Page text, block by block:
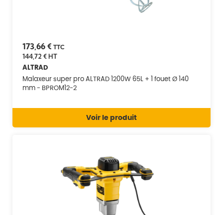
173,66 € TTC
144,72 €HT
ALTRAD
Malaxeur super pro ALTRAD 1200W 65L + 1 fouet Ø 140
mm - BPROM12-2
Voir le produit